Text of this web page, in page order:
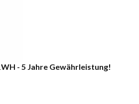
- 5 Jahre Gewährleistung!